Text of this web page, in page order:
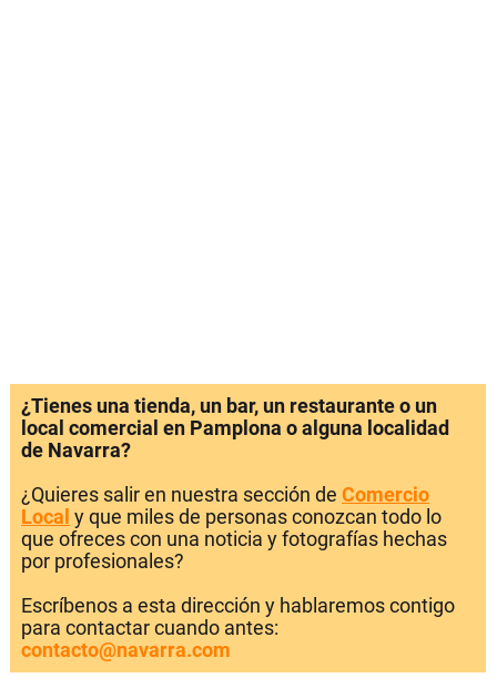
¿Tienes una tienda, un bar, un restaurante o un
local comercial en Pamplona o alguna localidad
de Navarra?
¿Quieres salir en nuestra sección de Comercio
Local y que miles de personas conozcan todo lo
que ofreces con una noticia y fotografías hechas
por profesionales?
Escríbenos a esta dirección y hablaremos contigo
para contactar cuando antes:
contacto@navarra.com